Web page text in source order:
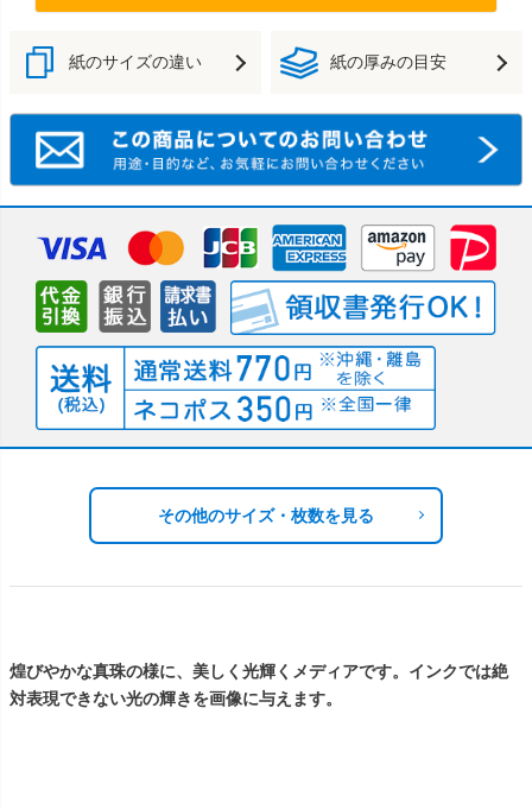
紙のサイズの違い 紙の厚みの目安
その他のサイズ・枚数を見る
煌びやかな真珠の様に、美しく光輝くメディアです。インクでは絶
対表現できない光の輝きを画像に与えます。